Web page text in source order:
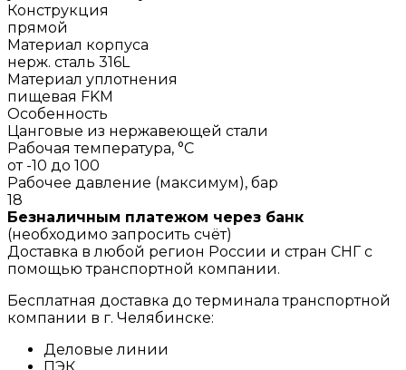
Конструкция
прямой
Материал корпуса
нерж. сталь 316L
Материал уплотнения
пищевая FKM
Особенность
Цанговые из нержавеющей стали
Рабочая температура, °C
от -10 до 100
Рабочее давление (максимум), бар
18
Безналичным платежом через банк
(необходимо запросить счёт)
Доставка в любой регион России и стран СНГ с
помощью транспортной компании.
Бесплатная доставка до терминала транспортной
компании в г. Челябинске:
Деловые линии